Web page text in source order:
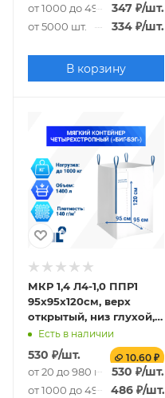
от 1000 до 4975 шт.
347₽/шт.
от 5000 шт. 334₽/шт.
В корзину
МКР 1,4 Л4-1,0 ППР1
95х95х120см, верх
открытый, низ глухой,
140г/м2
Есть в наличии
530 ₽/шт. 10.60 ₽
от 20 до 980 шт. 530 ₽/шт.
от 1000 до 4980 шт.
486 ₽/шт.